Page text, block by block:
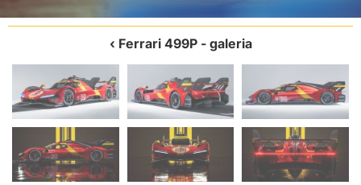
Ferrari 499P- galeria